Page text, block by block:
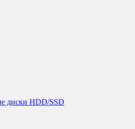
диски HDD/SSD